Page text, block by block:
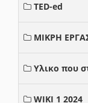
TED-ed
ΜΙΚΡΗ
Υλικο που
WIKI 1 2024